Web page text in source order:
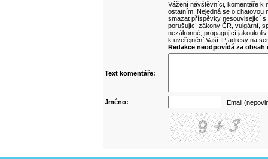
Vážení návštěvníci, komentáře k
ostatním. Nejedná se o
smazat příspěvky nesouvisející
porušující zákony ČR, vulgární,
nezákonné, propagující
k uveřejnění Vaší IP adresy na
Redakce neodpovídá za
Text komentáře:
Jméno: Email